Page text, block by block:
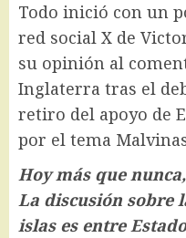
Todo inició con un
red social X de
su opinión al
Inglaterra tras el
retiro del apoyo de
por el tema
Hoy más que
La discusión sobre
islas es entre